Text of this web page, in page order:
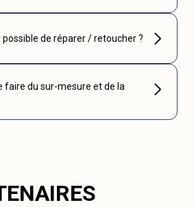
de réparer / retoucher ?
faire du sur-mesure et de la